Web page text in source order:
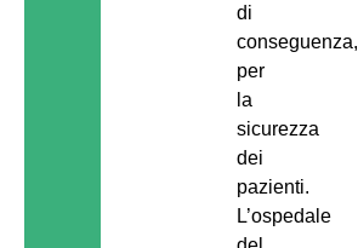
di
conseguenza,
per
la
sicurezza
dei
pazienti.
L’ospedale